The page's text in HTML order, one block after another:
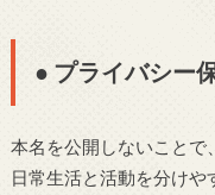
● プライバシー
本名を公開しないことで、
日常生活と活動を分けや